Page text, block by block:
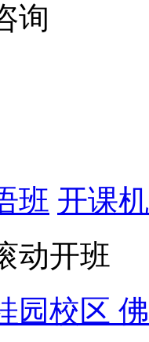
询
班 开课
动开班
园校区